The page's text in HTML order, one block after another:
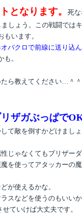
となります。
死な
しょう。この戦闘では
います。
バクロで前線に送り込
。
ら教えてください…＾＾
ザガぶっぱで
て敵を倒すかどけまし
じゃなくてもブリザー
を使ってアタッカーの
が使えるかな。
スなどを使うのもいいか
ていけば大丈夫です。